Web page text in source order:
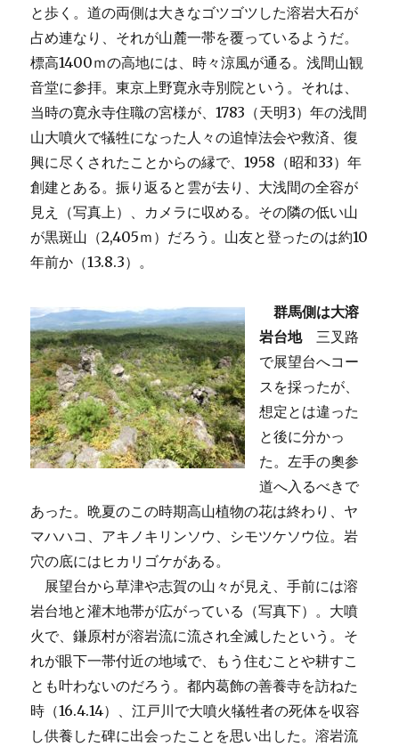
と歩く。道の両側は大きなゴツゴツした溶岩大石が
占め連なり、それが山麓一帯を覆っているようだ。
標高1400ｍの高地には、時々涼風が通る。浅間山観
音堂に参拝。東京上野寛永寺別院という。それは、
当時の寛永寺住職の宮様が、1783（天明3）年の浅間
山大噴火で犠牲になった人々の追悼法会や救済、復
興に尽くされたことからの縁で、1958（昭和33）年
創建とある。振り返ると雲が去り、大浅間の全容が
見え（写真上）、カメラに収める。その隣の低い山
が黒斑山（2,405ｍ）だろう。山友と登ったのは約10
年前か（13.8.3）。
群馬側は大溶
岩台地三叉路
で展望台へコー
スを採ったが、
想定とは違った
と後に分かっ
た。左手の奧参
道へ入るべきで
あった。晩夏のこの時期高山植物の花は終わり、ヤ
マハハコ、アキノキリンソウ、シモツケソウ位。岩
穴の底にはヒカリゴケがある。
展望台から草津や志賀の山々が見え、手前には溶
岩台地と灌木地帯が広がっている（写真下）。大噴
火で、鎌原村が溶岩流に流され全滅したという。そ
れが眼下一帯付近の地域で、もう住むことや耕すこ
とも叶わないのだろう。都内葛飾の善養寺を訪ねた
時（16.4.14）、江戸川で大噴火犠牲者の死体を収容
し供養した碑に出会ったことを思い出した。溶岩流